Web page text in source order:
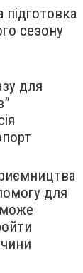
підготовка
сезону
для
для
може